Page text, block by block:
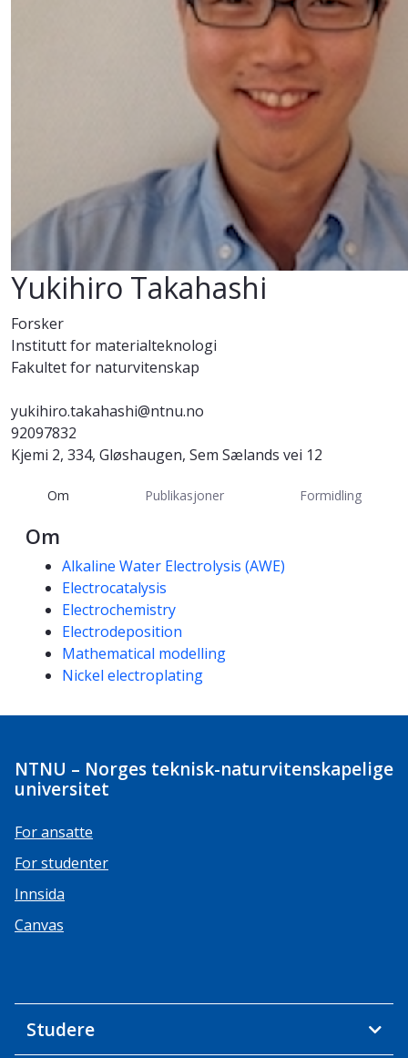
Yukihiro Takahashi
Forsker
Institutt for materialteknologi
Fakultet for naturvitenskap
yukihiro.takahashi@ntnu.no
92097832
Kjemi 2, 334, Gløshaugen, Sem Sælands vei 12
Om Publikasjoner Formidling
Om
Kompetanseord
Alkaline Water Electrolysis (AWE)
Electrocatalysis
Electrochemistry
Electrodeposition
Mathematical modelling
Nickel electroplating
NTNU – Norges teknisk-naturvitenskapelige
universitet
For ansatte
For studenter
Innsida
Canvas
Studere